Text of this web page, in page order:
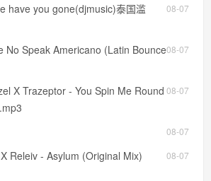
08-07
have you gone(djmusic)泰国滥
08-07
No Speak Americano (Latin Bounce
08-07
X Trazeptor - You Spin Me Round
08-07
08-07
Releiv - Asylum (Original Mix)